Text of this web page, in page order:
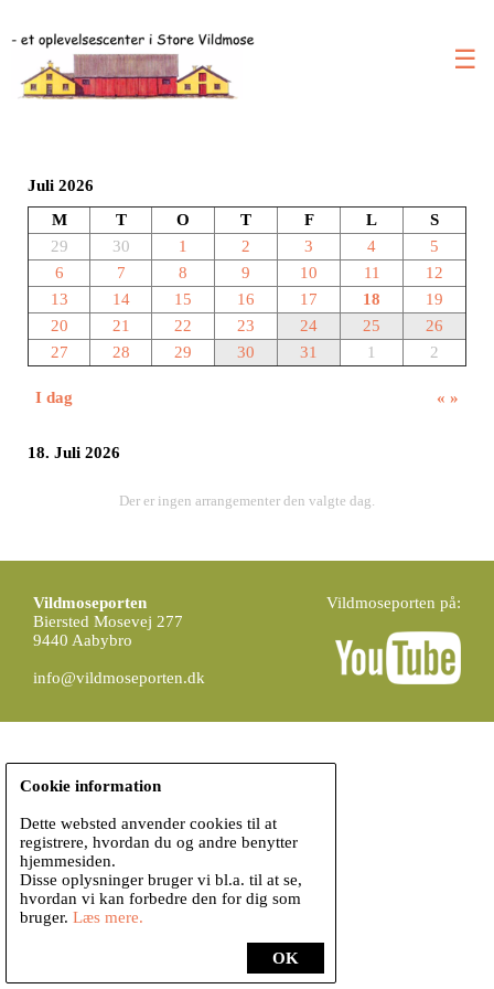
☰
Juli 2026
M
T O T F L
S
29
30 1 2 3 4
5
6
7 8 9 10 11
12
13
14 15 16 17 18
19
20
21 22 23 24 25
26
27
28 29 30 31 1 2
I dag « »
18. Juli 2026
Der er ingen arrangementer den valgte dag.
Vildmoseporten
Biersted Mosevej 277
9440 Aabybro
info@vildmoseporten.dk
Vildmoseporten på:
OK
Cookie information
Dette websted anvender cookies til at
registrere, hvordan du og andre benytter
hjemmesiden.
Disse oplysninger bruger vi bl.a. til at se,
hvordan vi kan forbedre den for dig som
bruger. Læs mere.